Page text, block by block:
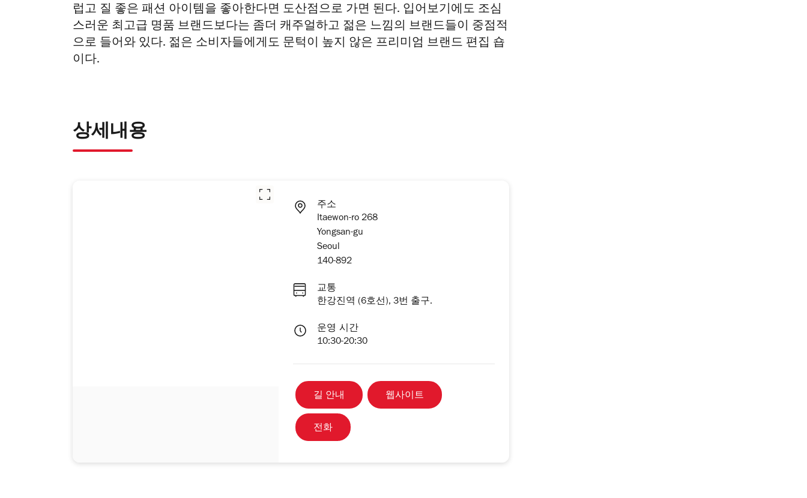
럽고 질 좋은 패션 아이템을 좋아한다면 도산점으로 가면 된다. 입어보기에도 조심
스러운 최고급 명품 브랜드보다는 좀더 캐주얼하고 젊은 느낌의 브랜드들이 중점적
으로 들어와 있다. 젊은 소비자들에게도 문턱이 높지 않은 프리미엄 브랜드 편집 숍
이다.
상세내용
주소
Itaewon-ro 268
Yongsan-gu
Seoul
140-892
교통
한강진역 (6호선), 3번 출구.
운영 시간
10:30-20:30
길 안내 웹사이트
전화